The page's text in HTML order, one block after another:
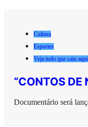
Cultura
Esportes
Veja tudo que saiu aqui
“CONTOS DE
Documentário será